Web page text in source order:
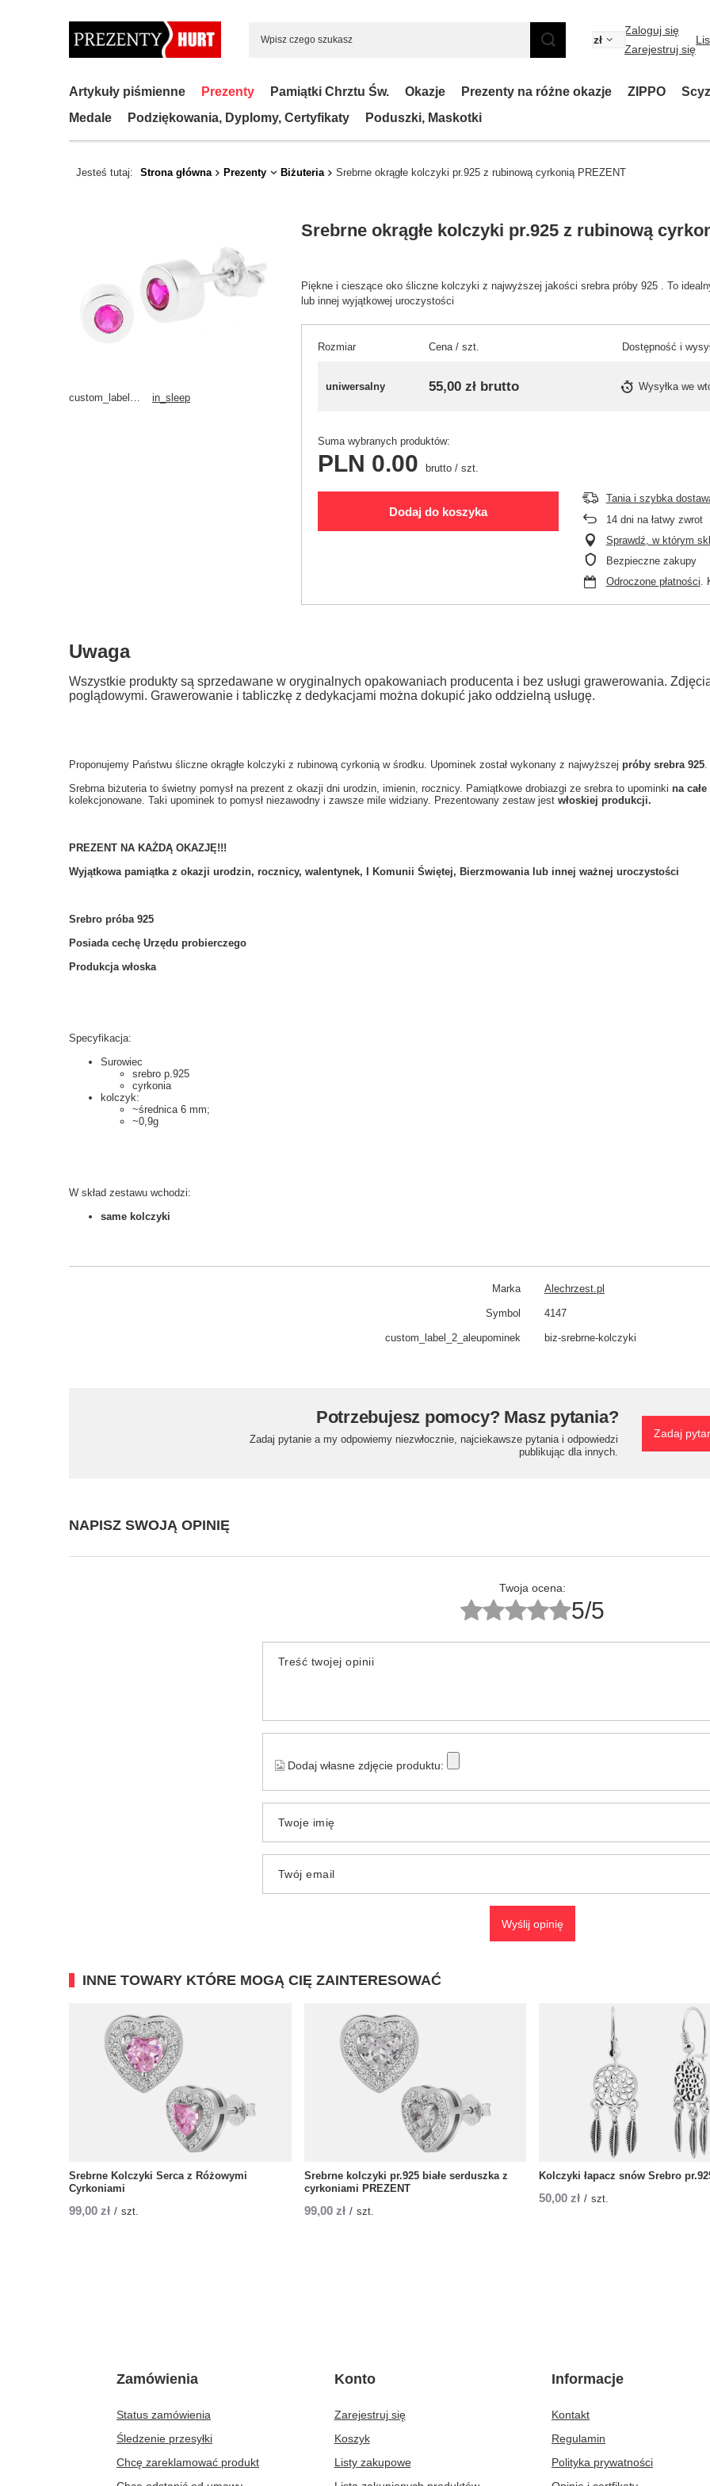
zł
Zaloguj się
Zarejestruj się
Artykuły piśmienne Prezenty Pamiątki Chrztu Św. Okazje Prezenty na różne okazje ZIPPO
Medale
Podziękowania, Dyplomy, Certyfikaty Poduszki, Maskotki
Jesteś tutaj: Strona główna Prezenty Biżuteria Srebrne okrągłe kolczyki pr.925 z rubinową cyrkonią PREZENT
Srebrne okrągłe kolczyki pr.925 z rubinową
Piękne i cieszące oko śliczne kolczyki z najwyższej jakości srebra próby 925 . To
lub innej wyjątkowej uroczystości
Rozmiar Cena / szt. Dostępność i
uniwersalny 55,00 złbrutto Wysyłka we
Suma wybranych produktów:
PLN 0.00 brutto/ szt.
Dodaj do koszyka
Tania i szybka
14dni na łatwy zwrot
Sprawdź, w którym
Bezpieczne zakupy
Odroczone płatności.
in_sleep
Uwaga
Wszystkie produkty są sprzedawane w oryginalnych opakowaniach producenta i bez usługi grawerowania.
poglądowymi. Grawerowanie i tabliczkę z dedykacjami można dokupić jako oddzielną usługę.
Proponujemy Państwu śliczne okrągłe kolczyki z rubinową cyrkonią w środku. Upominek został wykonany z najwyższej próby srebra 925.
Srebrna biżuteria to świetny pomysł na prezent z okazji dni urodzin, imienin, rocznicy. Pamiątkowe drobiazgi ze srebra to upominki na
kolekcjonowane. Taki upominek to pomysł niezawodny i zawsze mile widziany. Prezentowany zestaw jest włoskiej produkcji.
PREZENT NA KAŻDĄ OKAZJĘ!!!
Wyjątkowa pamiątka z okazji urodzin, rocznicy, walentynek, I Komunii Świętej, Bierzmowania lub innej ważnej uroczystości
Srebro próba 925
Posiada cechę Urzędu probierczego
Produkcja włoska
Specyfikacja:
Surowiec
srebro p.925
cyrkonia
kolczyk:
~średnica 6 mm;
~0,9g
W skład zestawu wchodzi:
same kolczyki
Marka Alechrzest.pl
Symbol 4147
custom_​label_​2_aleupominek biz-srebrne-kolczyki
Potrzebujesz pomocy? Masz pytania?
Zadaj pytanie a my odpowiemy niezwłocznie, najciekawsze pytania i odpowiedzi
publikując dla innych.
Zadaj
NAPISZ SWOJĄ OPINIĘ
Twoja ocena:
5/5
Treść twojej opinii
Dodaj własne zdjęcie produktu:
Twoje imię
Twój email
Wyślij opinię
INNE TOWARY KTÓRE MOGĄ CIĘ ZAINTERESOWAĆ
Srebrne Kolczyki Serca z Różowymi
Cyrkoniami
99,00 zł / szt.
Srebrne kolczyki pr.925 białe serduszka z
cyrkoniami PREZENT
99,00 zł / szt.
Kolczyki łapacz snów Srebro
50,00 zł / szt.
Zamówienia
Status zamówienia
Śledzenie przesyłki
Chcę zareklamować produkt
Konto
Zarejestruj się
Koszyk
Listy zakupowe
Informacje
Kontakt
Regulamin
Polityka prywatności